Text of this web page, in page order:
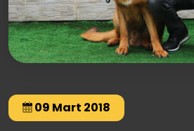
09 Mart 2018